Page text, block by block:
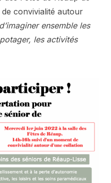
de convivialité autour
ensemble les
les activités